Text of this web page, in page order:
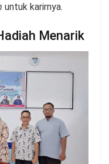
untuk karirnya.
Menarik